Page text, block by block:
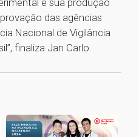
e sua produção
das agências
Nacional de Vigilância
finaliza Jan Carlo.
1